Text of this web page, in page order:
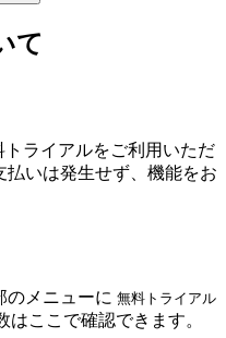
て
ライアルをご利用いただ
いは発生せず、機能をお
のメニューに 無料トライアル
ここで確認できます。